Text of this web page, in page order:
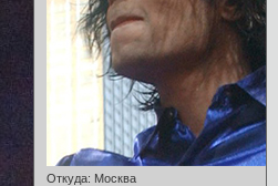
Откуда: Москва